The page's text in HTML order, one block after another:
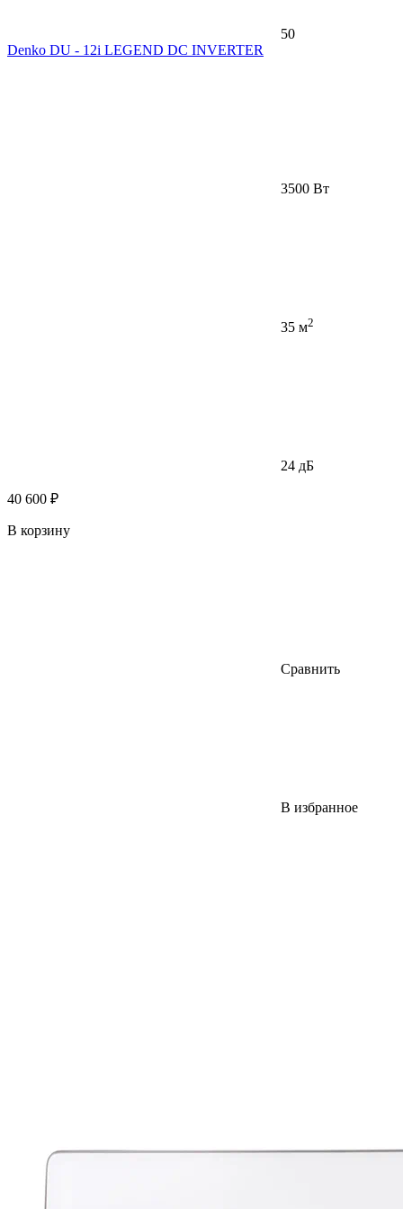
50
Denko DU - 12i LEGEND DC INVERTER
3500 Вт
35 м2
24 дБ
40 600 ₽
В корзину
Сравнить
В избранное